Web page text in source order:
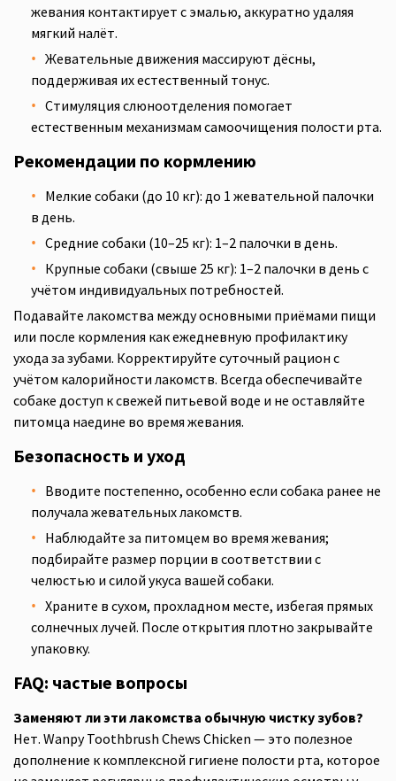
жевания контактирует с эмалью, аккуратно удаляя
мягкий налёт.
Жевательные движения массируют дёсны,
поддерживая их естественный тонус.
Стимуляция слюноотделения помогает
естественным механизмам самоочищения полости рта.
Рекомендации по кормлению
Мелкие собаки (до 10 кг): до 1 жевательной палочки
в день.
Средние собаки (10–25 кг): 1–2 палочки в день.
Крупные собаки (свыше 25 кг): 1–2 палочки в день с
учётом индивидуальных потребностей.
Подавайте лакомства между основными приёмами пищи
или после кормления как ежедневную профилактику
ухода за зубами. Корректируйте суточный рацион с
учётом калорийности лакомств. Всегда обеспечивайте
собаке доступ к свежей питьевой воде и не оставляйте
питомца наедине во время жевания.
Безопасность и уход
Вводите постепенно, особенно если собака ранее не
получала жевательных лакомств.
Наблюдайте за питомцем во время жевания;
подбирайте размер порции в соответствии с
челюстью и силой укуса вашей собаки.
Храните в сухом, прохладном месте, избегая прямых
солнечных лучей. После открытия плотно закрывайте
упаковку.
FAQ: частые вопросы
Заменяют ли эти лакомства обычную чистку зубов?
Нет. Wanpy Toothbrush Chews Chicken — это полезное
дополнение к комплексной гигиене полости рта, которое